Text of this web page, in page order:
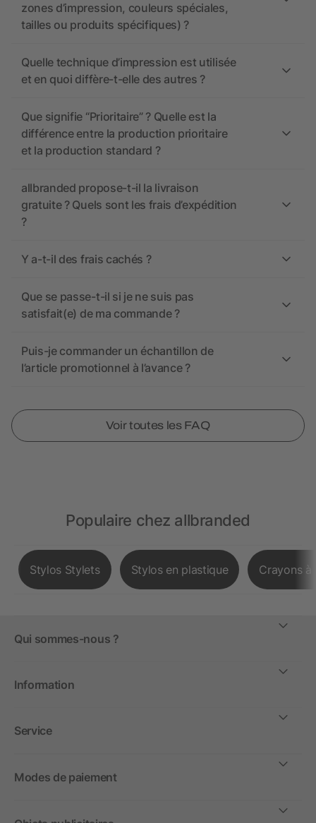
zones d’impression, couleurs spéciales,
tailles ou produits spécifiques) ?
Quelle technique d’impression est utilisée
et en quoi diffère-t-elle des autres ?
Que signifie “Prioritaire” ? Quelle est la
différence entre la production prioritaire
et la production standard ?
allbranded propose-t-il la livraison
gratuite ? Quels sont les frais d’expédition
?
Y a-t-il des frais cachés ?
Que se passe-t-il si je ne suis pas
satisfait(e) de ma commande ?
Puis-je commander un échantillon de
l’article promotionnel à l’avance ?
Voir toutes les FAQ
Populaire chez allbranded
Stylos Stylets Stylos en plastique Crayons à
Qui sommes-nous ?
Information
Service
Modes de paiement